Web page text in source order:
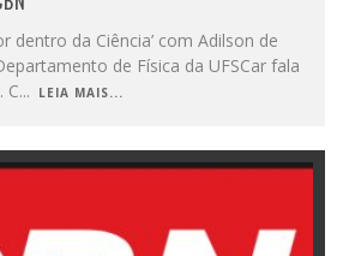
dentro da Ciência’ com Adilson de
de Física da UFSCar fala
C... LEIA MAIS...